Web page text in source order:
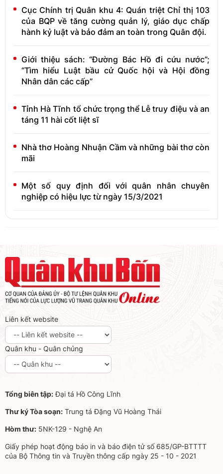
Cục Chính trị Quân khu 4: Quán triệt Chỉ thị 103
của BQP về tăng cường quản lý, giáo dục chấp
hành kỷ luật và bảo đảm an toàn trong Quân đội.
Giới thiệu sách: “Đường Bác Hồ đi cứu nước”;
“Tìm hiểu Luật bầu cử Quốc hội và Hội đồng
Nhân dân các cấp”
Tỉnh Hà Tĩnh tổ chức trọng thể Lễ truy điệu và an
táng 11 hài cốt liệt sĩ
Nhà thơ Hoàng Nhuận Cầm và những bài thơ còn
mãi
Một số quy định đối với quân nhân chuyên
nghiệp có hiệu lực từ ngày 15/3/2021
Liên kết website
Quân khu - Quân chủng
Tổng biên tập:Đại tá Hồ Công Lĩnh
Thư ký Tòa soạn: Trung tá Đặng Vũ Hoàng Thái
Hòm thư: 5NK-129 - Nghệ An
Giấy phép hoạt động báo in và báo điện tử số 685/GP-BTTTT
của Bộ Thông tin và Truyền thông cấp ngày 25 - 10 - 2021